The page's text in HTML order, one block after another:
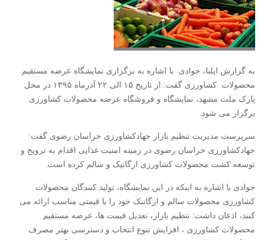
به گزارش ایلنا، جوادی با اشاره به برگزاری نمایشگاه عرضه مستقیم
محصولات کشاورزی گفت: از تاریخ ۱۵ الی ۲۲ آذرماه ۱۳۹۵ در محل
پارک ملت مشهد، نمایشگاه و فروشگاه عرضه محصولات کشاورزی
برگزار می شود.
سرپرست مدیریت تنظیم بازار جهادکشاورزی خراسان رضوی گفت:
جهادکشاورزی خراسان رضوی در زمینه امنیت غذایی اقدام به ترویج و
توسعه کشت محصولات کشاورزی ارگانیک و سالم کرده است.
جوادی با اشاره به اینکه در این نمایشگاه، تولید کنندگان محصولات
کشاورزی محصولات سالم و ارگانیک خود را با قیمتی مناسب ارائه می
کنند، اذعان داشت: تنظیم بازار، تعدیل قیمت ها، عرضه مستقیم
محصولات کشاورزی ، افزایش تنوع انتخاب و دسترسی بهتر مصرف